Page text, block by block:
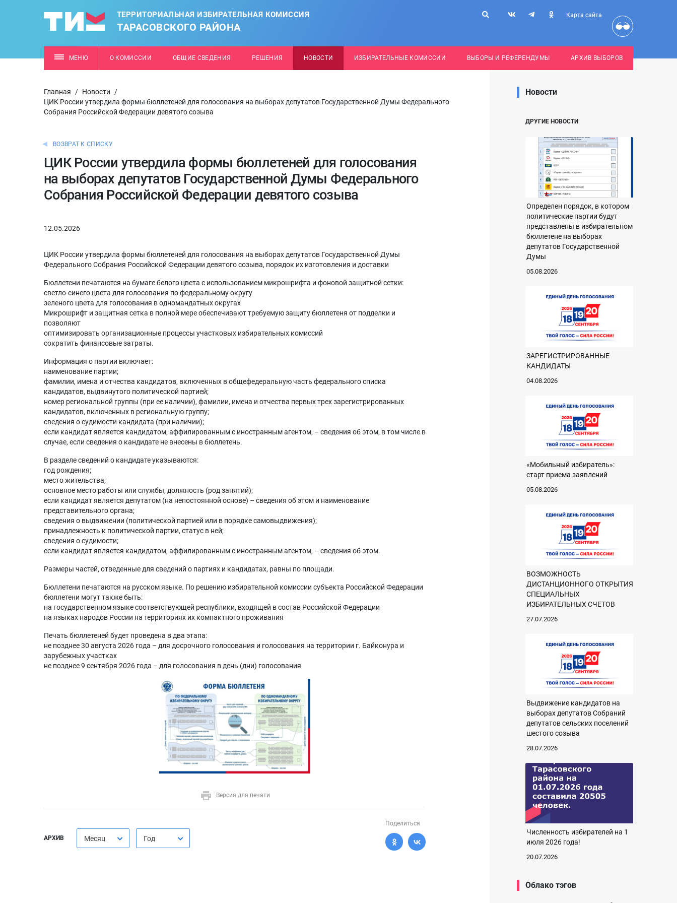
ТЕРРИТОРИАЛЬНАЯ ИЗБИРАТЕЛЬНАЯ КОМИССИЯ
ТАРАСОВСКОГО РАЙОНА
Карта сайта
МЕНЮ О КОМИССИИ ОБЩИЕ СВЕДЕНИЯ РЕШЕНИЯ НОВОСТИ ИЗБИРАТЕЛЬНЫЕ КОМИССИИ ВЫБОРЫ И РЕФЕРЕНДУМЫ АРХИВ ВЫБОРОВ
Главная / Новости
/
ЦИК России утвердила формы бюллетеней для голосования на выборах депутатов Государственной Думы Федерального
Собрания Российской Федерации девятого созыва
ВОЗВРАТ К СПИСКУ
ЦИК России утвердила формы бюллетеней для голосования
на выборах депутатов Государственной Думы Федерального
Собрания Российской Федерации девятого созыва
12.05.2026
ЦИК России утвердила формы бюллетеней для голосования на выборах депутатов Государственной Думы
Федерального Собрания Российской Федерации девятого созыва, порядок их изготовления и доставки
Бюллетени печатаются на бумаге белого цвета с использованием микрошрифта и фоновой защитной сетки:
️светло-синего цвета для голосования по федеральному округу
️зеленого цвета для голосования в одномандатных округах
Микрошрифт и защитная сетка в полной мере обеспечивают требуемую защиту бюллетеня от подделки и
позволяют
️оптимизировать организационные процессы участковых избирательных комиссий
️сократить финансовые затраты.
Информация о партии включает:
️наименование партии;
️фамилии, имена и отчества кандидатов, включенных в общефедеральную часть федерального списка
кандидатов, выдвинутого политической партией;
️номер региональной группы (при ее наличии), фамилии, имена и отчества первых трех зарегистрированных
кандидатов, включенных в региональную группу;
️сведения о судимости кандидата (при наличии);
️если кандидат является кандидатом, аффилированным с иностранным агентом, – сведения об этом, в том числе в
случае, если сведения о кандидате не внесены в бюллетень.
В разделе сведений о кандидате указываются:
️год рождения;
️место жительства;
️основное место работы или службы, должность (род занятий);
️если кандидат является депутатом (на непостоянной основе) – сведения об этом и наименование
представительного органа;
️сведения о выдвижении (политической партией или в порядке самовыдвижения);
️принадлежность к политической партии, статус в ней;
️сведения о судимости;
️если кандидат является кандидатом, аффилированным с иностранным агентом, – сведения об этом.
Размеры частей, отведенные для сведений о партиях и кандидатах, равны по площади.
Бюллетени печатаются на русском языке. По решению избирательной комиссии субъекта Российской Федерации
бюллетени могут также быть:
️на государственном языке соответствующей республики, входящей в состав Российской Федерации
️на языках народов России на территориях их компактного проживания
Печать бюллетеней будет проведена в два этапа:
️не позднее 30 августа 2026 года – для досрочного голосования и голосования на территории г. Байконура и
зарубежных участках
️не позднее 9 сентября 2026 года – для голосования в день (дни) голосования
Версия для печати
АРХИВ Месяц Год
Поделиться
Новости
ДРУГИЕ НОВОСТИ
Определен порядок, в котором
политические партии будут
представлены в избирательном
бюллетене на выборах
депутатов Государственной
Думы
05.08.2026
ЗАРЕГИСТРИРОВАННЫЕ
КАНДИДАТЫ
04.08.2026
«Мобильный избиратель»:
старт приема заявлений
05.08.2026
ВОЗМОЖНОСТЬ
ДИСТАНЦИОННОГО ОТКРЫТИЯ
СПЕЦИАЛЬНЫХ
ИЗБИРАТЕЛЬНЫХ СЧЕТОВ
27.07.2026
Выдвижение кандидатов на
выборах депутатов Собраний
депутатов сельских поселений
шестого созыва
28.07.2026
Численность избирателей на 1
июля 2026 года!
20.07.2026
Облако тэгов